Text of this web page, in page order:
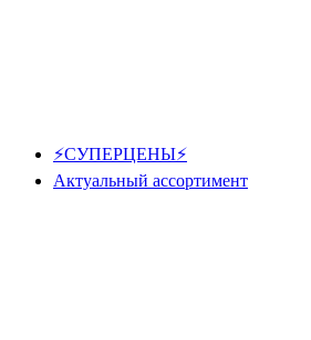
⚡СУПЕРЦЕНЫ⚡
Актуальный ассортимент